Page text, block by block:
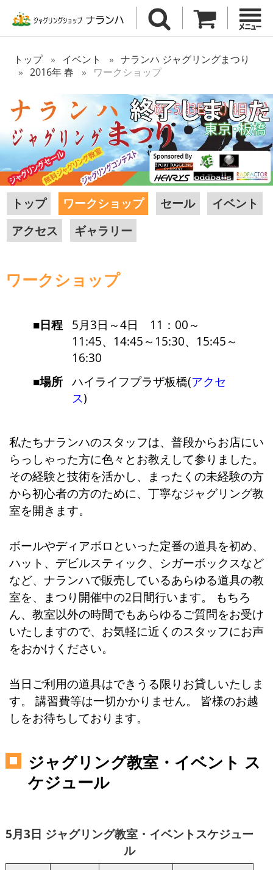
トップ イベント
ナランハ ジャグリングまつり
2016年 春
ワークショップ
トップ ワークショップ セール
イベント
アクセス
ギャラリー
ワークショップ
日程
5月3日～4日 11：00～
11:45、14:45～15:30、15:45～
16:30
場所
ハイライフプラザ板橋(アクセ
ス)
私たちナランハのスタッフは、普段からお店にい
らっしゃった方に色々とお教えして参りました。
その経験と技術を活かし、まったくの未経験の方
から初心者の方のために、丁寧なジャグリング教
室を開きます。
ボールやディアボロといった定番の道具を初め、
ハット、デビルスティック、シガーボックスなど
など、ナランハで販売しているあらゆる道具の教
室を、まつり開催中の2日間行います。 もちろ
ん、教室以外の時間でもあらゆるご質問をお受け
いたしますので、お気軽に近くのスタッフにお声
をおかけください。
当日ご利用の道具はできうる限りお貸しいたしま
す。 講習費等は一切かかりません。 皆様のお越
しをお待ちしております。
ジャグリング教室・イベント ス
ケジュール
5月3日 ジャグリング教室・イベントスケジュー
ル